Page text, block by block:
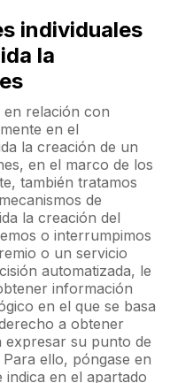
individuales
la
en relación con
en el
la creación de un
en el marco de los
también tratamos
de
la creación del
o interrumpimos
o un servicio
automatizada, le
información
en el que se basa
a obtener
expresar su punto de
ello, póngase en
en el apartado